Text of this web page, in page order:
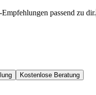
passend zu dir.
Kostenlose Beratung